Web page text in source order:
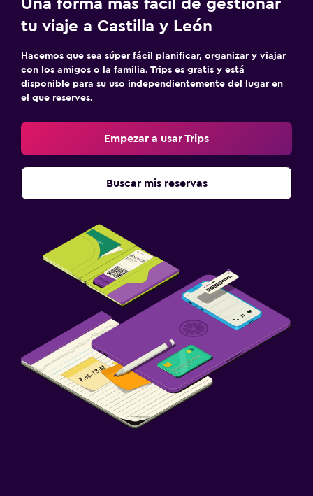
Una forma más fácil de gestionar
tu viaje a Castilla y León
Hacemos que sea súper fácil planificar, organizar y viajar
con los amigos o la familia. Trips es gratis y está
disponible para su uso independientemente del lugar en
el que reserves.
Empezar a usar Trips
Buscar mis reservas